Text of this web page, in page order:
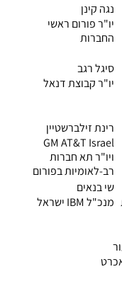
נגה קינן
יו"ר פורום ראשי
החברות
סיגל רגב
יו"ר קבוצת דנאל
רינת זילברשטיין
GM AT&T Israel
ויו"ר תא חברות
רב-לאומיות בפורום
שי בנאים
מנכ"ל IBM ישראל